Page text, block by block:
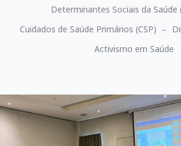
Determinantes Sociais da Saúde
Cuidados de Saúde Primários (CSP)
Activismo em Saúde